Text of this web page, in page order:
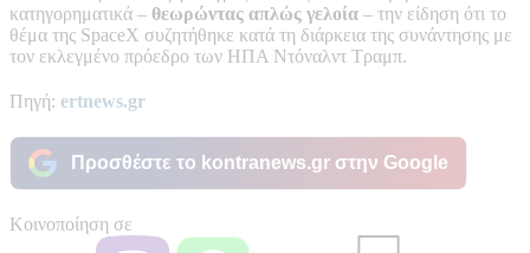
κατηγορηματικά – θεωρώντας απλώς γελοία – την είδηση ότι το
θέμα της SpaceX συζητήθηκε κατά τη διάρκεια της συνάντησης με
τον εκλεγμένο πρόεδρο των ΗΠΑ Ντόναλντ Τραμπ.
Πηγή: ertnews.gr
Προσθέστε το kontranews.gr στην Google
Κοινοποίηση σε